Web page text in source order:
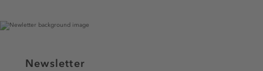
Newsletter